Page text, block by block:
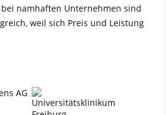
namhaften Unternehmen sind
weil sich Preis und Leistung